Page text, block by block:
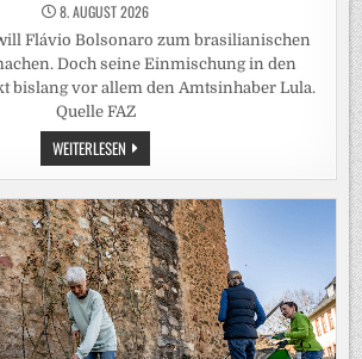
8. AUGUST 2026
Flávio Bolsonaro zum brasilianischen
Doch seine Einmischung in den
bislang vor allem den Amtsinhaber Lula.
Quelle FAZ
WEITERLESEN WAHLEN
IN
BRASILIEN:
TRUMPS
BÄRENDIENST